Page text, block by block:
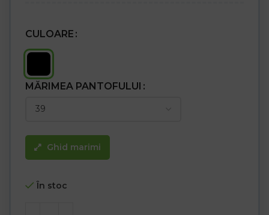
CULOARE
MĂRIMEA PANTOFULUI
Ghid marimi
În stoc